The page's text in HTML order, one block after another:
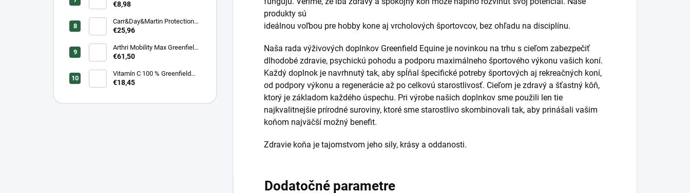
Greenfield pre žriebätá
€8,98
Carr&Day&Martin Protection
Plus, balenie 500ml
€25,96
Arthri Mobility Max Greenfield
Equine s mrkvovou príchuťou -
kone 1 kg/ 3 kg
€61,50
Vitamín C 100 % Greenfield
Equine - 1 kg/ 3 kg
€18,45
produkty sú
ideálnou voľbou pre hobby kone aj vrcholových športovcov, bez ohľadu na disciplínu.
Naša rada výživových doplnkov Greenfield Equine je novinkou na trhu s cieľom zabezpečiť
dlhodobé zdravie, psychickú pohodu a podporu maximálneho športového výkonu vašich koní.
Každý doplnok je navrhnutý tak, aby spĺňal špecifické potreby športových aj rekreačných koní,
od podpory výkonu a regenerácie až po celkovú starostlivosť. Cieľom je zdravý a šťastný kôň,
ktorý je základom každého úspechu. Pri výrobe našich doplnkov sme použili len tie
najkvalitnejšie prírodné suroviny, ktoré sme starostlivo skombinovali tak, aby prinášali vašim
koňom najväčší možný benefit.
Zdravie koňa je tajomstvom jeho sily, krásy a oddanosti.
Dodatočné parametre